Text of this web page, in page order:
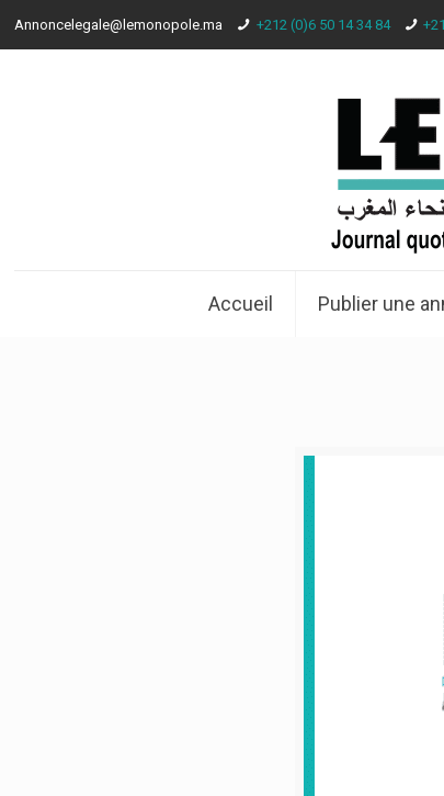
Annoncelegale@lemonopole.ma +212 (0)6 50 14 34 84
Accueil Publier une